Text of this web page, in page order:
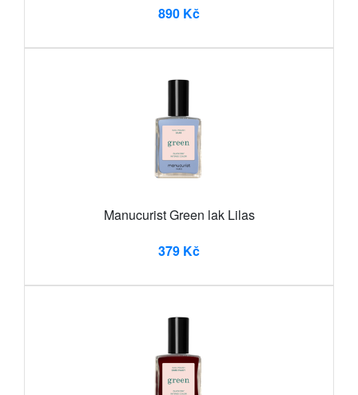
890 Kč
Manucurist Green lak Lilas
379 Kč